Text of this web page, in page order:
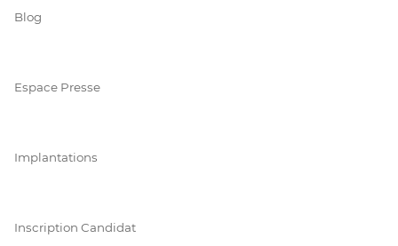
Blog
Espace Presse
Implantations
Inscription Candidat